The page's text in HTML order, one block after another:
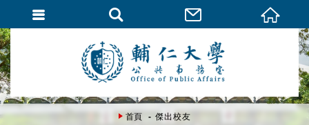
首頁 傑出校友